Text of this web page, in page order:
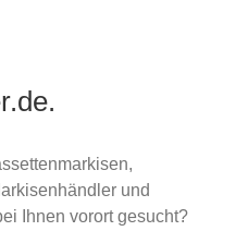
und
Ihnen vorort gesucht?